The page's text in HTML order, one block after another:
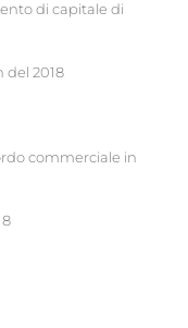
di capitale di
del 2018
commerciale in